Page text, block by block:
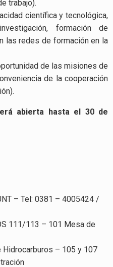
trabajo).
científica y tecnológica,
formación de
las redes de formación en la
de las misiones de
de la cooperación
abierta hasta el 30 de
– Tel: 0381 – 4005424 /
111/113 – 101 Mesa de
– 105 y 107